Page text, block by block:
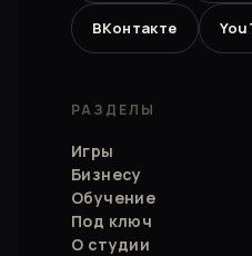
ВКонтакте
РАЗДЕЛЫ
Игры
Бизнесу
Обучение
Под ключ
О студии